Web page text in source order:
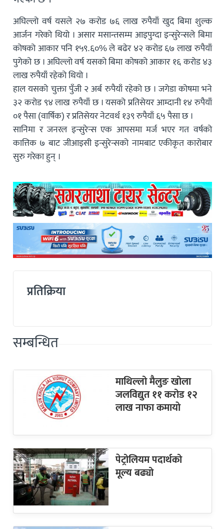
अघिल्लो वर्ष यसले २७ करोड ७६ लाख रुपैयाँ खुद बिमा शुल्क
आर्जन गरेको थियो । असार मसान्तसम्म आइपुग्दा इन्सुरेन्सले बिमा
कोषको आकार पनि १५९.६०% ले बढेर ४२ करोड ६७ लाख रुपैयाँ
पुगेको छ । अघिल्लो वर्ष यसको बिमा कोषको आकार १६ करोड ४३
लाख रुपैयाँ रहेको थियो ।
हाल यसको चुक्ता पुँजी २ अर्ब रुपैयाँ रहेको छ । जगेडा कोषमा भने
३२ करोड ९४ लाख रुपैयाँ छ । यसको प्रतिसेयर आम्दानी १४ रुपैयाँ
०१ पैसा (वार्षिक) र प्रतिसेयर नेटवर्थ १३९ रुपैयाँ ६५ पैसा छ ।
सानिमा र जनरल इन्सुरेन्स एक आपसमा मर्ज भएर गत वर्षको
कात्तिक ७ बाट जीआइसी इन्सुरेन्सको नामबाट एकीकृत कारोबार
सुरु गरेका हुन् ।
प्रतिक्रिया
सम्बन्धित
माथिल्लो मैलुङ खोला
जलविद्युत ११ करोड १२
लाख नाफा कमायाे
पेट्रोलियम पदार्थको
मूल्य बढ्यो